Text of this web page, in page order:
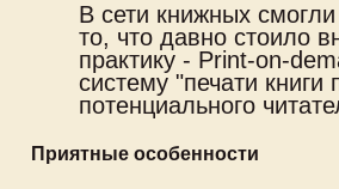
В сети книжных
то, что давно стоило
практику - Print-on-
систему "печати книги
потенциального
Приятные особенности